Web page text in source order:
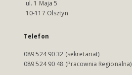
ul. 1 Maja 5
10-117 Olsztyn
Telefon
089 524 90 32 (sekretariat)
089 524 90 48 (Pracownia Regionalna)